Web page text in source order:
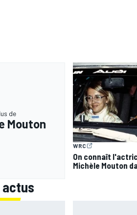
de
Mouton
WRC
On connaît
Michèle Mouton
actus